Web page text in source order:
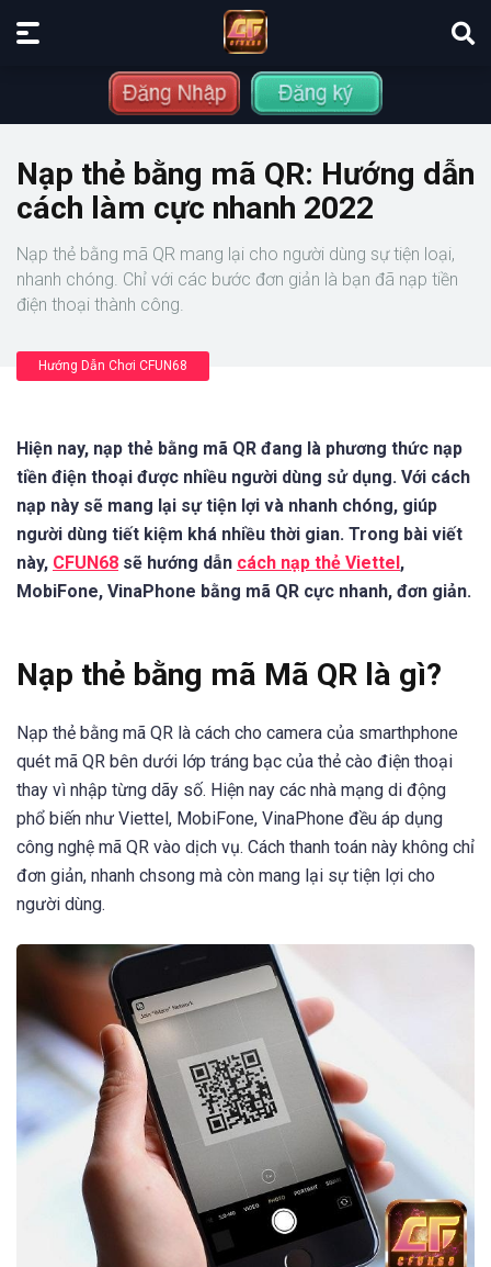
Nạp thẻ bằng mã QR: Hướng dẫn
cách làm cực nhanh 2022
Nạp thẻ bằng mã QR mang lại cho người dùng sự tiện loại,
nhanh chóng. Chỉ với các bước đơn giản là bạn đã nạp tiền
điện thoại thành công.
Hướng Dẫn Chơi CFUN68
Hiện nay, nạp thẻ bằng mã QR đang là phương thức nạp
tiền điện thoại được nhiều người dùng sử dụng. Với cách
nạp này sẽ mang lại sự tiện lợi và nhanh chóng, giúp
người dùng tiết kiệm khá nhiều thời gian. Trong bài viết
này, CFUN68 sẽ hướng dẫn cách nạp thẻ Viettel,
MobiFone, VinaPhone bằng mã QR cực nhanh, đơn giản.
Nạp thẻ bằng mã Mã QR là gì?
Nạp thẻ bằng mã QR là cách cho camera của smarthphone
quét mã QR bên dưới lớp tráng bạc của thẻ cào điện thoại
thay vì nhập từng dãy số. Hiện nay các nhà mạng di động
phổ biến như Viettel, MobiFone, VinaPhone đều áp dụng
công nghệ mã QR vào dịch vụ. Cách thanh toán này không chỉ
đơn giản, nhanh chsong mà còn mang lại sự tiện lợi cho
người dùng.